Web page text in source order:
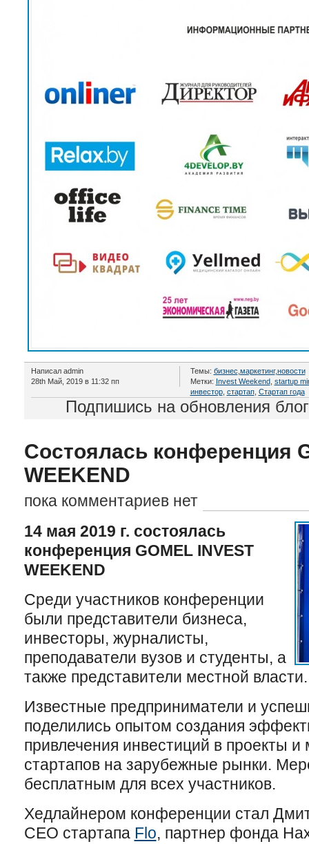
Написал admin
28th Май, 2019 в 11:32 пп
Темы: бизнес маркетинг,новости
Метки: Invest Weekend, startup
инвестор, стартап, Стартап года
Подпишись на обновления
Состоялась конференция
WEEKEND
пока комментариев нет
14 мая 2019 г. состоялась
конференция GOMELINVEST
WEEKEND
Среди участников конференции
были представители бизнеса,
инвесторы, журналисты,
преподаватели вузов и студенты, а
также представители местной власти.
Известные предприниматели и
поделились опытом создания
привлечения инвестиций в проекты
стартапов на зарубежные рынки.
бесплатным для всех участников.
Хедлайнером конференции стал
CEO стартапа Flo, партнер фонда